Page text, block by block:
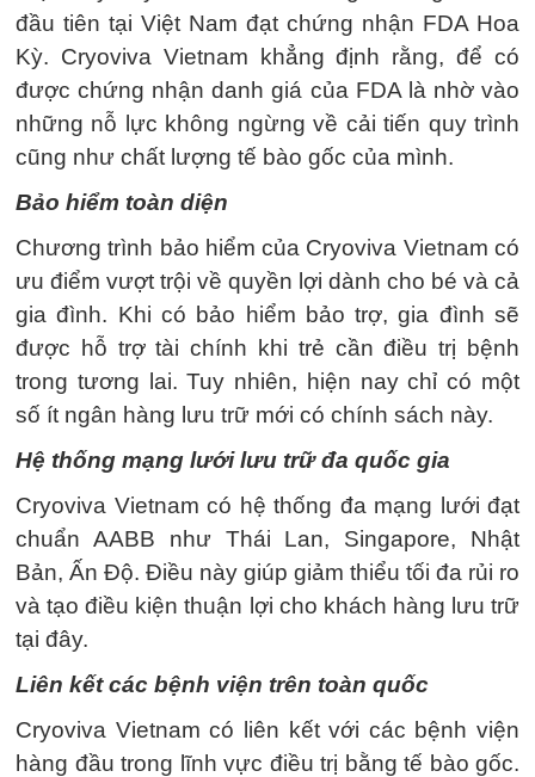
đầu tiên tại Việt Nam đạt chứng nhận FDA Hoa
Kỳ. Cryoviva Vietnam khẳng định rằng, để có
được chứng nhận danh giá của FDA là nhờ vào
những nỗ lực không ngừng về cải tiến quy trình
cũng như chất lượng tế bào gốc của mình.
Bảo hiểm toàn diện
Chương trình bảo hiểm của Cryoviva Vietnam có
ưu điểm vượt trội về quyền lợi dành cho bé và cả
gia đình. Khi có bảo hiểm bảo trợ, gia đình sẽ
được hỗ trợ tài chính khi trẻ cần điều trị bệnh
trong tương lai. Tuy nhiên, hiện nay chỉ có một
số ít ngân hàng lưu trữ mới có chính sách này.
Hệ thống mạng lưới lưu trữ đa quốc gia
Cryoviva Vietnam có hệ thống đa mạng lưới đạt
chuẩn AABB như Thái Lan, Singapore, Nhật
Bản, Ấn Độ. Điều này giúp giảm thiểu tối đa rủi ro
và tạo điều kiện thuận lợi cho khách hàng lưu trữ
tại đây.
Liên kết các bệnh viện trên toàn quốc
Cryoviva Vietnam có liên kết với các bệnh viện
hàng đầu trong lĩnh vực điều trị bằng tế bào gốc.